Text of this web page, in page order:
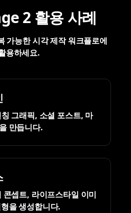
2 활용 사례
가능한 시각 제작 워크플로에
용하세요.
그래픽, 소셜 포스트, 마
만듭니다.
셉트, 라이프스타일 이미
을 생성합니다.